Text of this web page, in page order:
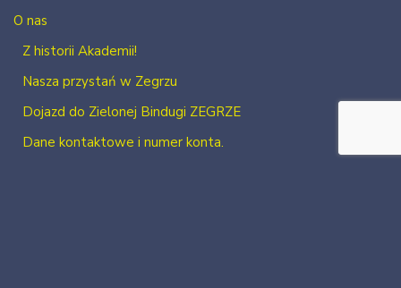
O nas
Z historii Akademii!
Nasza przystań w Zegrzu
Dojazd do Zielonej Bindugi ZEGRZE
Dane kontaktowe i numer konta.